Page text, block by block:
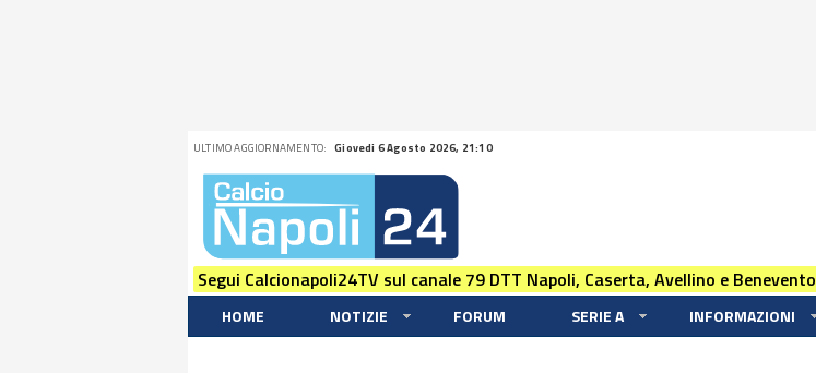
ULTIMO AGGIORNAMENTO: Giovedi 6 Agosto 2026, 21:10
Segui Calcionapoli24TV sul canale 79 DTT Napoli, Caserta, Avellino e
HOME NOTIZIE FORUM SERIE A INFORMAZIONI